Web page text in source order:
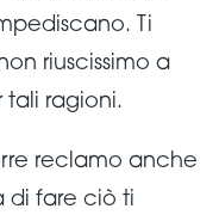
Ti
riuscissimo a
tali ragioni.
reclamo anche
di fare ciò ti